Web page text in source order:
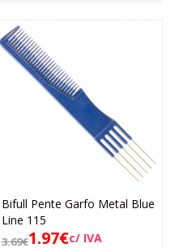
Bifull Pente Garfo Metal Blue
Line 115
3.69€1.97€c/ IVA